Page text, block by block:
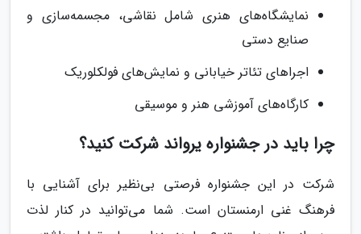
نمایشگاه‌های هنری شامل نقاشی، مجسمه‌سازی و
صنایع دستی
اجراهای تئاتر خیابانی و نمایش‌های فولکلوریک
کارگاه‌های آموزشی هنر و موسیقی
چرا باید در جشنواره یرواند شرکت کنید؟
شرکت در این جشنواره فرصتی بی‌نظیر برای آشنایی با
فرهنگ غنی ارمنستان است. شما می‌توانید در کنار لذت